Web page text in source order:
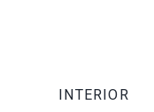
INTERIOR